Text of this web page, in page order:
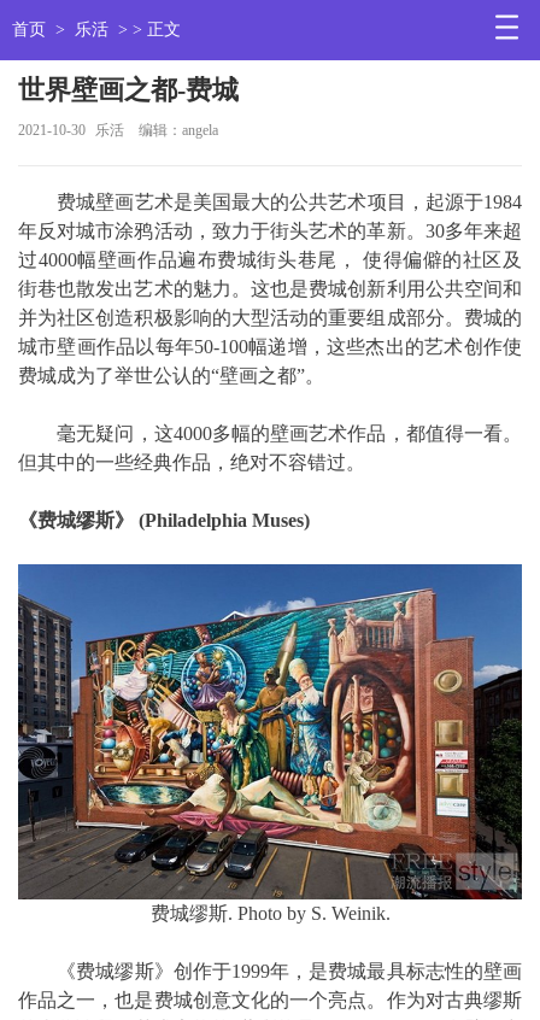
首页 > 乐活 > > 正文
世界壁画之都-费城
2021-10-30 乐活 编辑：angela
费城壁画艺术是美国最大的公共艺术项目，起源于1984
年反对城市涂鸦活动，致力于街头艺术的革新。30多年来超
过4000幅壁画作品遍布费城街头巷尾， 使得偏僻的社区及
街巷也散发出艺术的魅力。这也是费城创新利用公共空间和
并为社区创造积极影响的大型活动的重要组成部分。费城的
城市壁画作品以每年50-100幅递增，这些杰出的艺术创作使
费城成为了举世公认的“壁画之都”。
毫无疑问，这4000多幅的壁画艺术作品，都值得一看。
但其中的一些经典作品，绝对不容错过。
《费城缪斯》 (Philadelphia Muses)
费城缪斯. Photo by S. Weinik.
《费城缪斯》创作于1999年，是费城最具标志性的壁画
作品之一，也是费城创意文化的一个亮点。作为对古典缪斯